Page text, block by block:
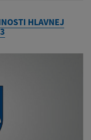
HLAVNEJ